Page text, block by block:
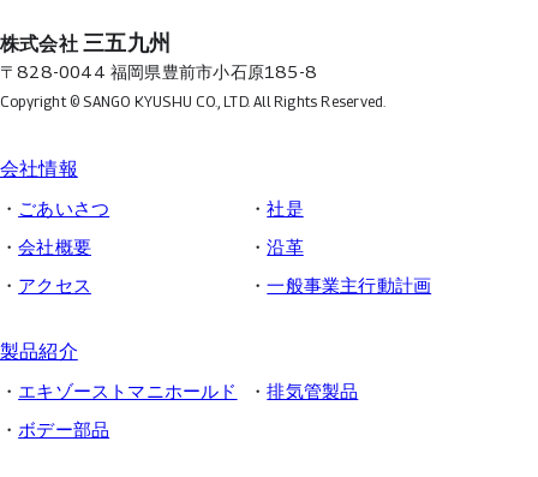
株式会社 三五九州
〒828-0044 福岡県豊前市小石原185-8
Copyright © SANGO KYUSHU CO., LTD.All Rights Reserved.
会社情報
ごあいさつ
社是
会社概要
沿革
アクセス
一般事業主行動計画
製品紹介
エキゾーストマニホールド
排気管製品
ボデー部品